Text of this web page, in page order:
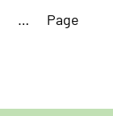
…
Page
Page